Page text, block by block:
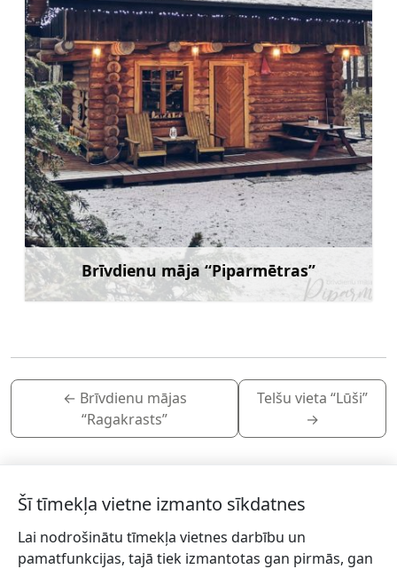
Brīvdienu māja “Piparmētras”
Uzzināt vairāk
← Brīvdienu mājas
“Ragakrasts”
Telšu vieta “Lūši”
→
Piesakies jaunumiem!
Šī tīmekļa vietne izmanto sīkdatnes
Lai nodrošinātu tīmekļa vietnes darbību un
pamatfunkcijas, tajā tiek izmantotas gan pirmās, gan